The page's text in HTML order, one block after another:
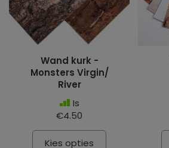
Wand kurk -
Monsters Virgin/
River
Is
€4.50
Kies opties